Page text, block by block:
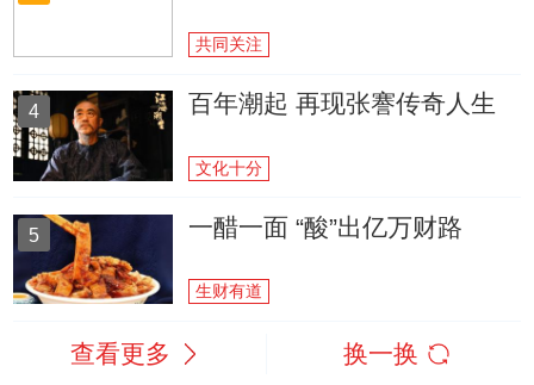
共同关注
4 百年潮起 再现张謇传奇人生
文化十分
5 一醋一面 “酸”出亿万财路
生财有道
查看更多 换一换